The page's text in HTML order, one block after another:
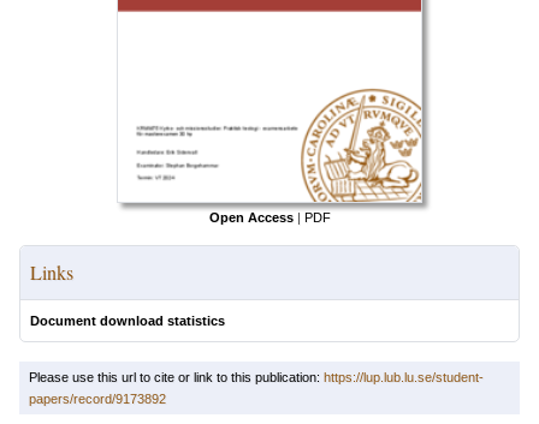
Open Access | PDF
Links
Document download statistics
Please use this url to cite or link to this publication: https://lup.lub.lu.se/student-
papers/record/9173892